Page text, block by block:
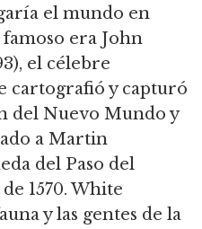
el mundo en
era John
el célebre
cartografió y capturó
del Nuevo Mundo y
a Martin
del Paso del
1570. White
y las gentes de la